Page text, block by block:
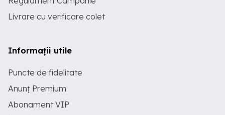
Livrare cu verificare colet
Informații utile
Puncte de fidelitate
Anunț Premium
Abonament VIP